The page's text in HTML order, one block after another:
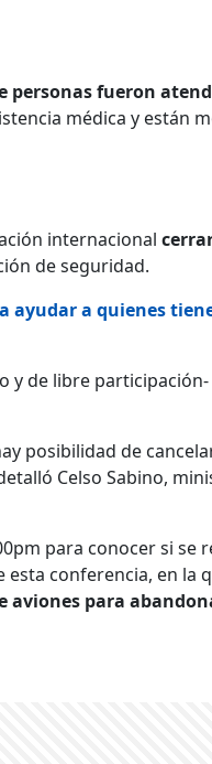
personas fueron
médica y están
internacional
de seguridad.
ayudar a quienes
y de libre
posibilidad de
Celso Sabino,
para conocer si se
esta conferencia, en la
aviones para